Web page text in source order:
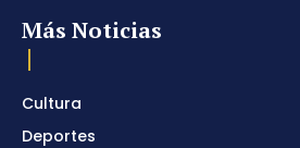
Más Noticias
Cultura
Deportes